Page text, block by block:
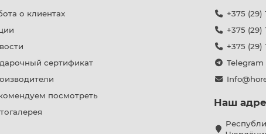
о клиентах
сертификат
посмотреть
+375 (29)
+375 (29)
+375 (29)
Telegram
Наш